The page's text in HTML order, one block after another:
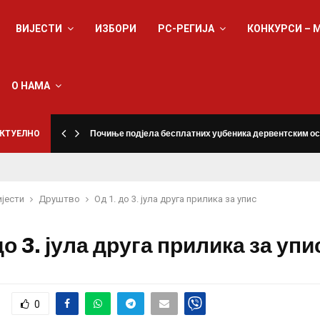
ВИЈЕСТИ ИЗБОРИ РС-РЕГИЈА КОНКУРСИ –
О НАМА
Почиње подјела бесплатних уџбеника дервентским
Друштво Од 1. до 3. јула друга прилика за упис
3. јула друга прилика за
0